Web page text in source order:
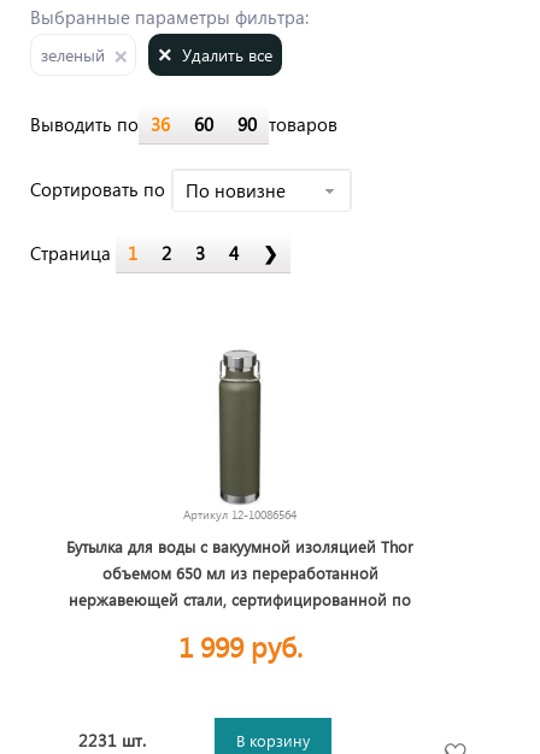
Выбранные параметры фильтра:
зеленый Удалить все
Выводить по 36 60 90 товаров
Cортировать по По новизне
Страница 1 2 3 4 ❯
Артикул 12-10086564
Бутылка для воды с вакуумной изоляцией Thor
объемом 650 мл из переработанной
нержавеющей стали, сертифицированной по
1 999 руб.
2231 шт. В корзину